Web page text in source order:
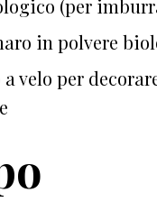
(per
in polvere
velo per